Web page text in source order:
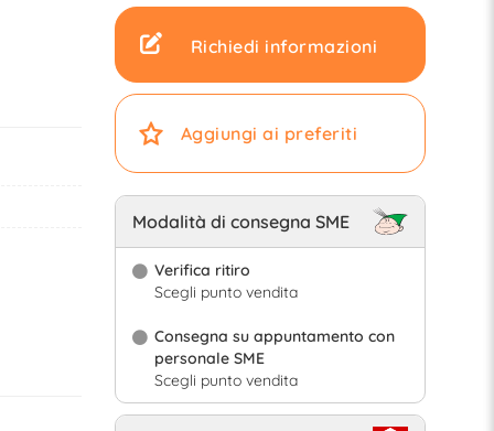
Richiedi informazioni
Aggiungi ai preferiti
Modalità di consegna SME
Verifica ritiro
Scegli punto vendita
Consegna su appuntamento con
personale SME
Scegli punto vendita